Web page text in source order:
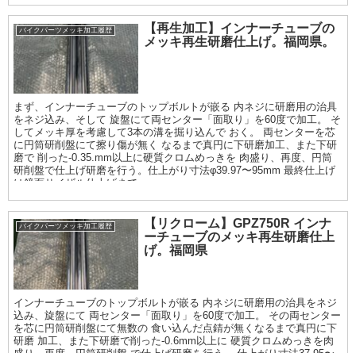
バイクパーツメッキ加工履歴
【再生加工】インナーチューブの
メッキ再生研磨仕上げ。福岡県。
まず、インナーチューブのトップボルトが嵌る 内ネジに研磨用の治具
をネジ込み、そして 旋盤にて両センター「面取り」を60度で加工。 そ
してメッキ厚を考慮して3本の溝を掘り込んで おく。 両センターを芯
に円筒研削盤にて擦り傷が無く なるまで真円に下研磨加工、また下研
磨で 削った-0.35.mm以上に硬質クロムめっきを 肉盛り、再度、円筒
研削盤で仕上げ研磨を行う。仕上がり寸法φ39.97〜95mm 最終仕上げ
は鏡面サイザル仕上げまで。
バイクパーツメッキ加工履歴
【リクローム】GPZ750R インナ
ーチューブのメッキ再生研磨仕上
げ。福岡県
インナーチューブのトップボルトが嵌る 内ネジに研磨用の治具をネジ
込み、旋盤にて 両センター「面取り」を60度で加工。 その両センター
を芯に円筒研削盤にて無数の 食い込んだ点錆が無くなるまで真円に下
研磨 加工、また下研磨で削った-0.6mm以上に 硬質クロムめっきを肉